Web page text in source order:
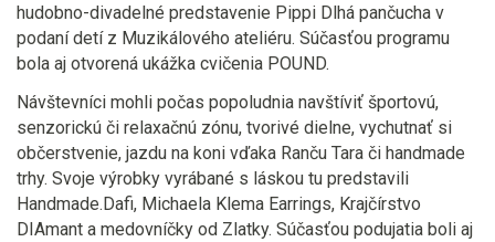
hudobno-divadelné predstavenie Pippi Dlhá pančucha v
podaní detí z Muzikálového ateliéru. Súčasťou programu
bola aj otvorená ukážka cvičenia POUND.
Návštevníci mohli počas popoludnia navštíviť športovú,
senzorickú či relaxačnú zónu, tvorivé dielne, vychutnať si
občerstvenie, jazdu na koni vďaka Ranču Tara či handmade
trhy. Svoje výrobky vyrábané s láskou tu predstavili
Handmade.Dafi, Michaela Klema Earrings, Krajčírstvo
DIAmant a medovníčky od Zlatky. Súčasťou podujatia boli aj